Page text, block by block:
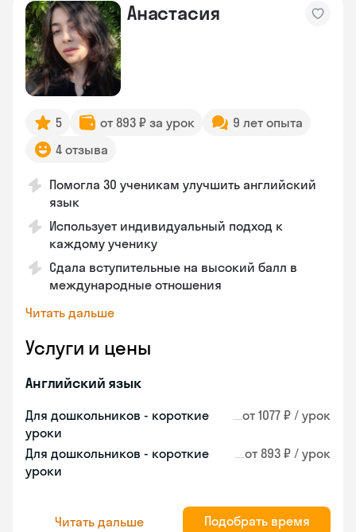
Анастасия
5 от 893 ₽ за урок
9 лет опыта
4 отзыва
Помогла 30 ученикам улучшить английский
язык
Использует индивидуальный подход к
каждому ученику
Сдала вступительные на высокий балл в
международные отношения
Читать дальше
Услуги и цены
Английский язык
Для дошкольников - короткие
уроки
от 1077 ₽ / урок
Для дошкольников - короткие
уроки
от 893 ₽ / урок
Читать дальше Подобрать время